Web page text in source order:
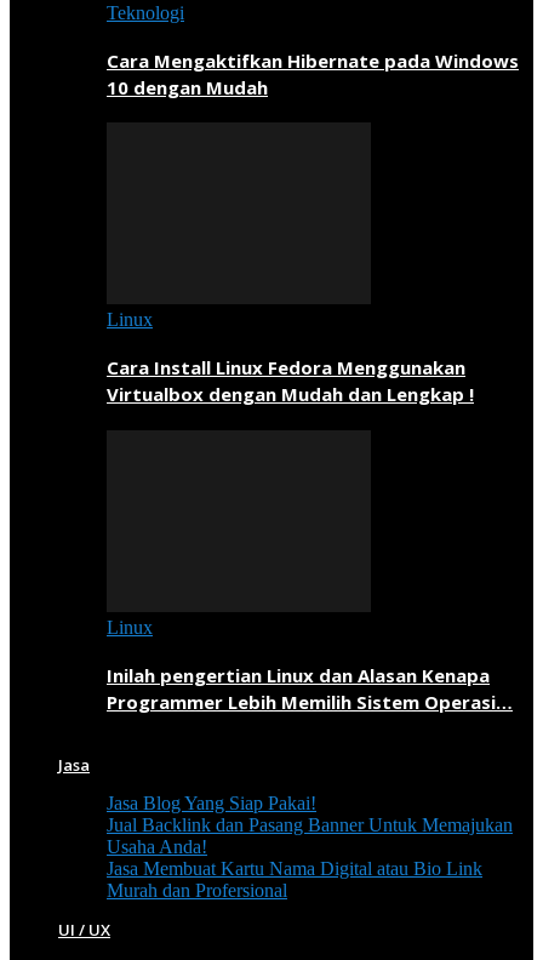
Teknologi
Cara Mengaktifkan Hibernate pada Windows
10 dengan Mudah
Linux
Cara Install Linux Fedora Menggunakan
Virtualbox dengan Mudah dan Lengkap !
Linux
Inilah pengertian Linux dan Alasan Kenapa
Programmer Lebih Memilih Sistem Operasi…
Jasa
Jasa Blog Yang Siap Pakai!
Jual Backlink dan Pasang Banner Untuk Memajukan
Usaha Anda!
Jasa Membuat Kartu Nama Digital atau Bio Link
Murah dan Profersional
UI / UX